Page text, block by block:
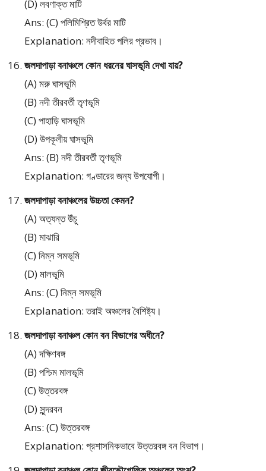
(D) লবণাক্ত মাটি
Ans: (C) পলিমিশ্রিত উর্বর মাটি
Explanation: নদীবাহিত পলির প্রভাব।
জলদাপাড়া বনাঞ্চলে কোন ধরনের ঘাসভূমি দেখা যায়?
(A) মরু ঘাসভূমি
(B) নদী তীরবর্তী তৃণভূমি
(C) পাহাড়ি ঘাসভূমি
(D) উপকূলীয় ঘাসভূমি
Ans: (B) নদী তীরবর্তী তৃণভূমি
Explanation: গণ্ডারের জন্য উপযোগী।
জলদাপাড়া বনাঞ্চলের উচ্চতা কেমন?
(A) অত্যন্ত উঁচু
(B) মাঝারি
(C) নিম্ন সমভূমি
(D) মালভূমি
Ans: (C) নিম্ন সমভূমি
Explanation: তরাই অঞ্চলের বৈশিষ্ট্য।
জলদাপাড়া বনাঞ্চল কোন বন বিভাগের অধীনে?
(A) দক্ষিণবঙ্গ
(B) পশ্চিম মালভূমি
(C) উত্তরবঙ্গ
(D) সুন্দরবন
Ans: (C) উত্তরবঙ্গ
Explanation: প্রশাসনিকভাবে উত্তরবঙ্গ বন বিভাগ।